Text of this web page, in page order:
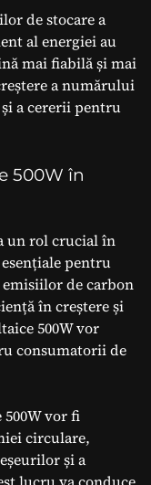
de stocare a
al energiei au
mai fiabilă și mai
a numărului
a cererii pentru
500W în
un rol crucial în
pentru
de carbon
în creștere și
500W vor
consumatorii de
vor fi
circulare,
și a